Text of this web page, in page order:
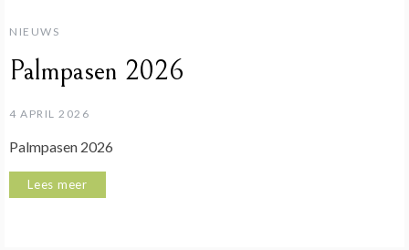
NIEUWS
Palmpasen 2026
4 APRIL 2026
Palmpasen 2026
Lees meer